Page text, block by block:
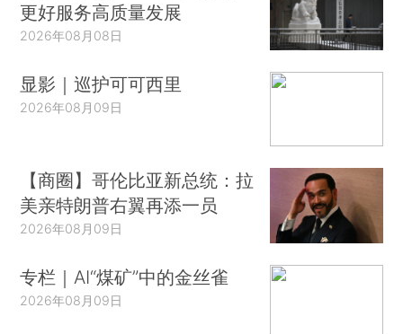
更好服务高质量发展
2026年08月08日
显影｜巡护可可西里
2026年08月09日
【商圈】哥伦比亚新总统：拉
美亲特朗普右翼再添一员
2026年08月09日
专栏｜AI“煤矿”中的金丝雀
2026年08月09日